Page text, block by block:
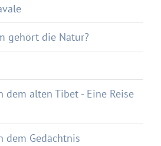
gehört die Natur?
dem alten Tibet - Eine Reise
dem Gedächtnis